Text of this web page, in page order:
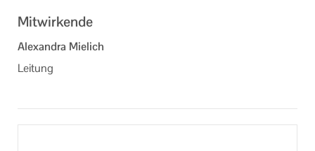
Mitwirkende
Alexandra Mielich
Leitung